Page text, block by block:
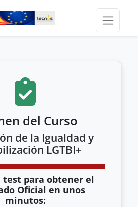
del Curso
de la Igualdad y
LGTBI+
test para obtener el
Oficial en unos
minutos: